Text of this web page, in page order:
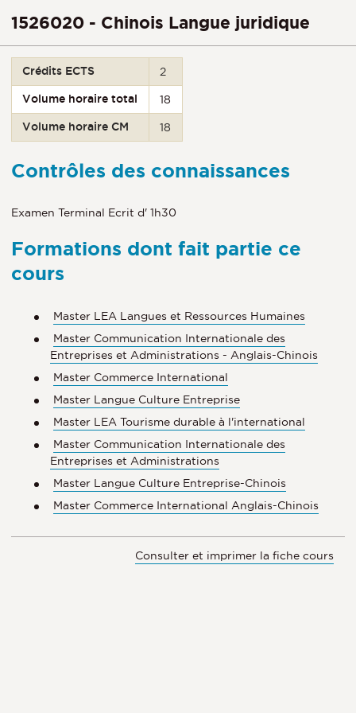
1526020 - Chinois Langue juridique
Crédits ECTS 2
Volume horaire total 18
Volume horaire CM 18
Contrôles des connaissances
Examen Terminal Ecrit d' 1h30
Formations dont fait partie ce
cours
Master LEA Langues et Ressources Humaines
Master Communication Internationale des
Entreprises et Administrations - Anglais-Chinois
Master Commerce International
Master Langue Culture Entreprise
Master LEA Tourisme durable à l'international
Master Communication Internationale des
Entreprises et Administrations
Master Langue Culture Entreprise-Chinois
Master Commerce International Anglais-Chinois
Consulter et imprimer la fiche cours